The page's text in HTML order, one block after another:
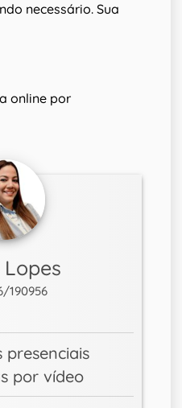
necessário. Sua
online por
190956
presenciais
por vídeo